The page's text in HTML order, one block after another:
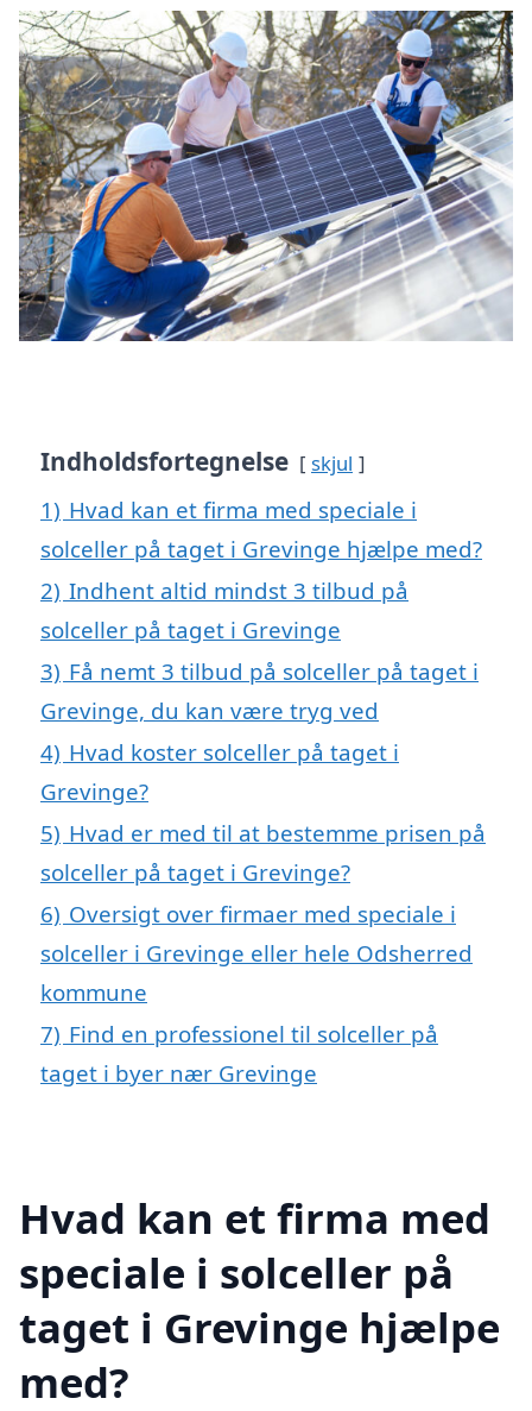
Indholdsfortegnelse skjul
1) Hvad kan et firma med speciale i
solceller på taget i Grevinge hjælpe med?
2) Indhent altid mindst 3 tilbud på
solceller på taget i Grevinge
3) Få nemt 3 tilbud på solceller på taget i
Grevinge, du kan være tryg ved
4) Hvad koster solceller på taget i
Grevinge?
5) Hvad er med til at bestemme prisen på
solceller på taget i Grevinge?
6) Oversigt over firmaer med speciale i
solceller i Grevinge eller hele Odsherred
kommune
7) Find en professionel til solceller på
taget i byer nær Grevinge
Hvad kan et firma med
speciale i solceller på
taget i Grevinge hjælpe
med?